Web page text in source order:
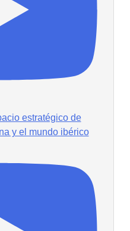
estratégico de
y el mundo ibérico